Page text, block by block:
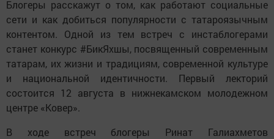
Блогеры расскажут о том, как работают социальные
сети и как добиться популярности с татароязычным
контентом. Одной из тем встреч с инстаблогерами
станет конкурс #БикЯхшы, посвященный современным
татарам, их жизни и традициям, современной культуре
и национальной идентичности. Первый лекторий
состоится 12 августа в нижнекамском молодежном
центре «Ковер».
В ходе встреч блогеры Ринат Галиахметов